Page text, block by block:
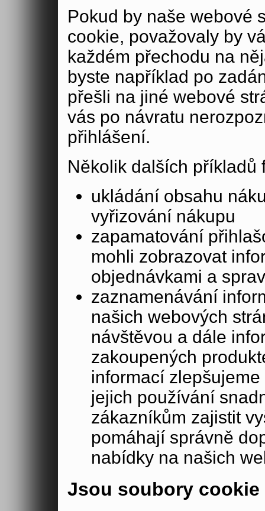
Pokud by naše webové
cookie, považovaly by
každém přechodu na
byste například po
přešli na jiné webové
vás po návratu
přihlášení.
Několik dalších příkladů
ukládání obsahu
vyřizování nákupu
zapamatování
mohli zobrazovat
objednávkami a
zaznamenávání
našich webových
návštěvou a dále
zakoupených
informací
jejich používání
zákazníkům zajistit
pomáhají správně
nabídky na našich
Jsou soubory cookie